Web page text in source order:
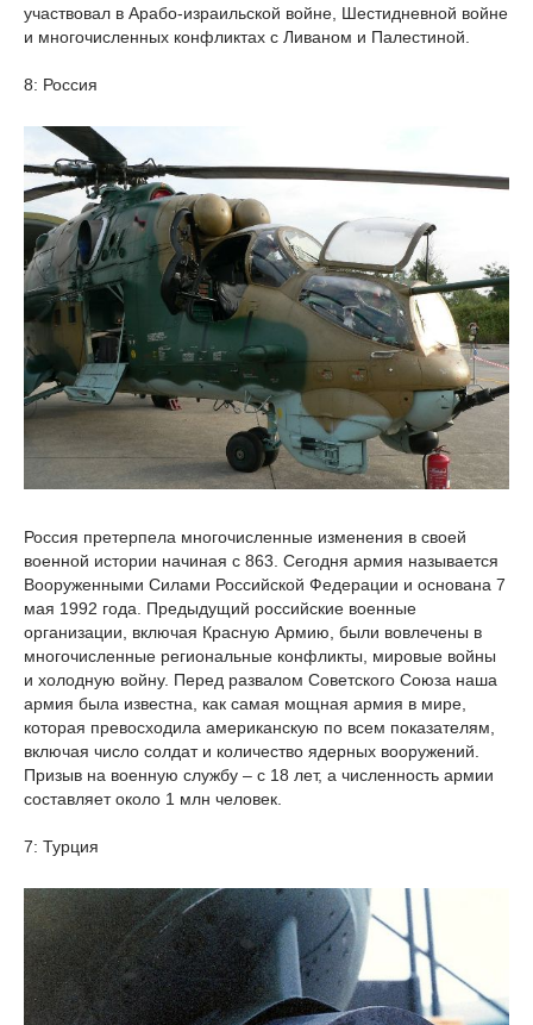
участвовал в Арабо-израильской войне, Шестидневной войне
и многочисленных конфликтах с Ливаном и Палестиной.
8: Россия
Россия претерпела многочисленные изменения в своей
военной истории начиная с 863. Сегодня армия называется
Вооруженными Силами Российской Федерации и основана 7
мая 1992 года. Предыдущий российские военные
организации, включая Красную Армию, были вовлечены в
многочисленные региональные конфликты, мировые войны
и холодную войну. Перед развалом Советского Союза наша
армия была известна, как самая мощная армия в мире,
которая превосходила американскую по всем показателям,
включая число солдат и количество ядерных вооружений.
Призыв на военную службу – с 18 лет, а численность армии
составляет около 1 млн человек.
7: Турция